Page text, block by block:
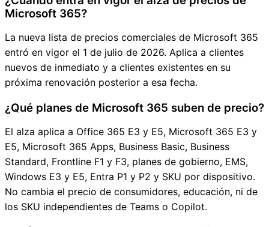
Microsoft 365?
La nueva lista de precios comerciales de Microsoft 365
entró en vigor el 1 de julio de 2026. Aplica a clientes
nuevos de inmediato y a clientes existentes en su
próxima renovación posterior a esa fecha.
¿Qué planes de Microsoft 365 suben de precio?
El alza aplica a Office 365 E3 y E5, Microsoft 365 E3 y
E5, Microsoft 365 Apps, Business Basic, Business
Standard, Frontline F1 y F3, planes de gobierno, EMS,
Windows E3 y E5, Entra P1 y P2 y SKU por dispositivo.
No cambia el precio de consumidores, educación, ni de
los SKU independientes de Teams o Copilot.